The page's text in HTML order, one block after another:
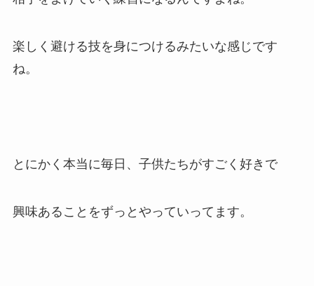
楽しく避ける技を身につけるみたいな感じです
ね。
とにかく本当に毎日、子供たちがすごく好きで
興味あることをずっとやっていってます。